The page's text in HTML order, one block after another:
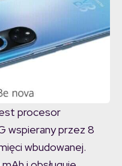
procesor
wspierany przez 8
wbudowanej.